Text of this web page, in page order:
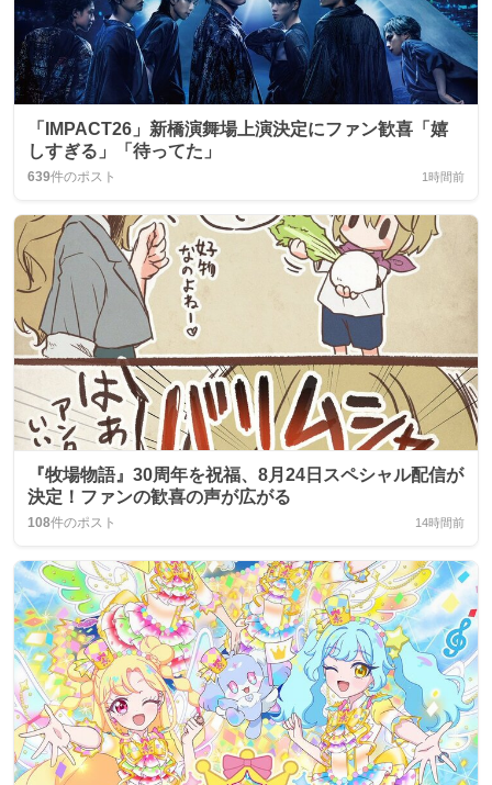
「IMPACT26」新橋演舞場上演決定にファン歓喜「嬉
しすぎる」「待ってた」
639件のポスト 1時間前
『牧場物語』30周年を祝福、8月24日スペシャル配信が
決定！ファンの歓喜の声が広がる
108件のポスト 14時間前